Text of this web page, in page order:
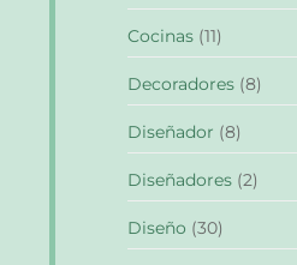
Cocinas (11)
Decoradores (8)
Diseñador (8)
Diseñadores (2)
Diseño (30)